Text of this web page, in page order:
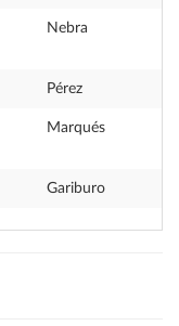
Nebra
Pérez
Marqués
Gariburo